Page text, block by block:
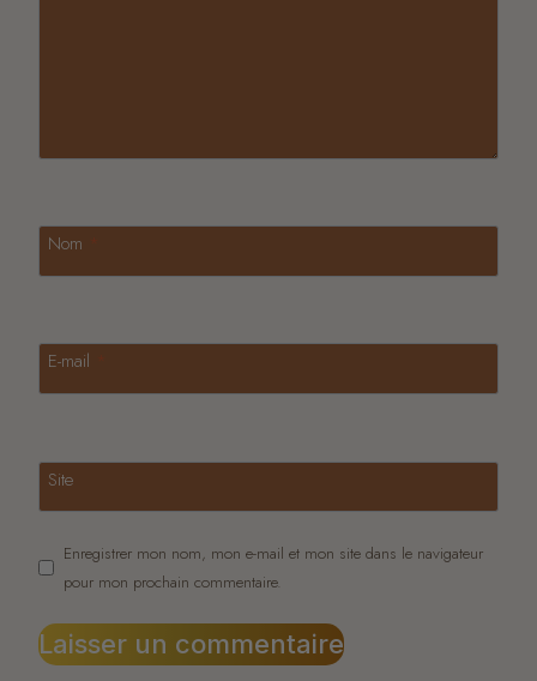
Nom
E-mail
Site
Enregistrer mon nom, mon e-mail et mon site dans le navigateur
pour mon prochain commentaire.